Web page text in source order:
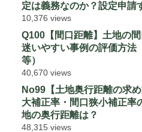
定は義務なのか？設定申請
10,376 views
Q100【間口距離】土地の
迷いやすい事例の評価方法
等）
40,670 views
No99【土地奥行距離の求
大補正率・間口狭小補正率
地の奥行距離は？
48,315 views